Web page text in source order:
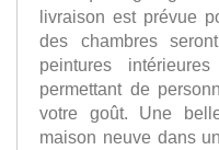
livraison est prévue
des chambres
peintures
permettant de
votre goût. Une
maison neuve dans